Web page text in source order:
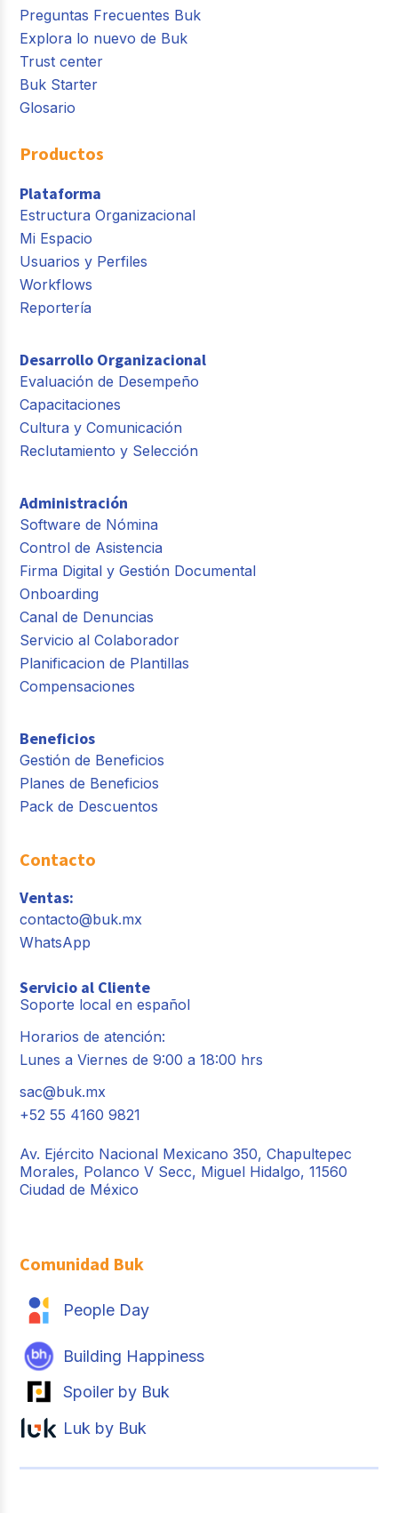
Preguntas Frecuentes Buk
Explora lo nuevo de Buk
Trust center
Buk Starter
Glosario
Productos
Plataforma
Estructura Organizacional
Mi Espacio
Usuarios y Perfiles
Workflows
Reportería
Desarrollo Organizacional
Evaluación de Desempeño
Capacitaciones
Cultura y Comunicación
Reclutamiento y Selección
Administración
Software de Nómina
Control de Asistencia
Firma Digital y Gestión Documental
Onboarding
Canal de Denuncias
Servicio al Colaborador
Planificacion de Plantillas
Compensaciones
Beneficios
Gestión de Beneficios
Planes de Beneficios
Pack de Descuentos
Contacto
Ventas:
contacto@buk.mx
WhatsApp
Servicio al Cliente
Soporte local en español
Horarios de atención:
Lunes a Viernes de 9:00 a 18:00 hrs
sac@buk.mx
+52 55 4160 9821
Av. Ejército Nacional Mexicano 350, Chapultepec
Morales, Polanco V Secc, Miguel Hidalgo, 11560
Ciudad de México
Comunidad Buk
People Day
Building Happiness
Spoiler by Buk
Luk by Buk